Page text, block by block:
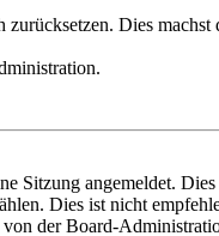
Dies
angemeldet.
Dies ist nicht
der Board-